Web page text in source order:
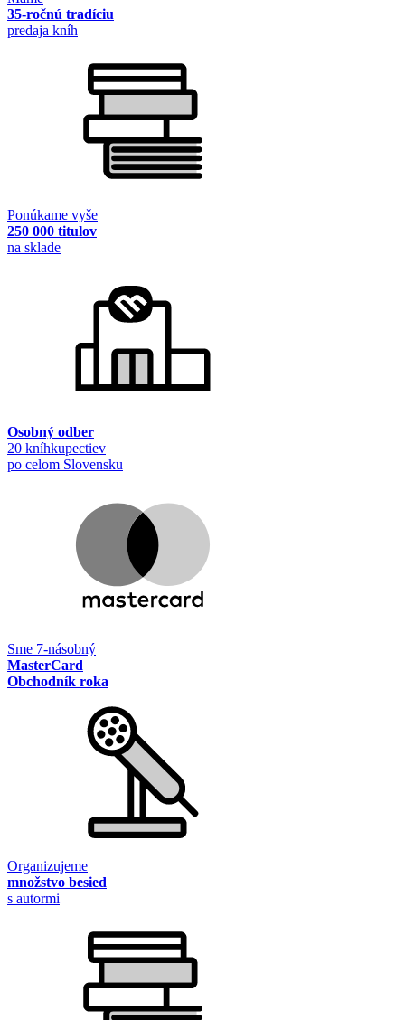
35-ročnú tradíciu
predaja kníh
Ponúkame vyše
250 000 titulov
na sklade
Osobný odber
20 kníhkupectiev
po celom Slovensku
Sme 7-násobný
MasterCard
Obchodník roka
Organizujeme
množstvo besied
s autormi